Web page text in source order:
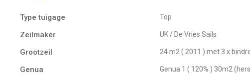
Type tuigage Top
Zeilmaker UK / De Vries Sails
Grootzeil 24 m2 ( 2011 ) met 3 x
Genua Genua 1 ( 120% ) 30m2